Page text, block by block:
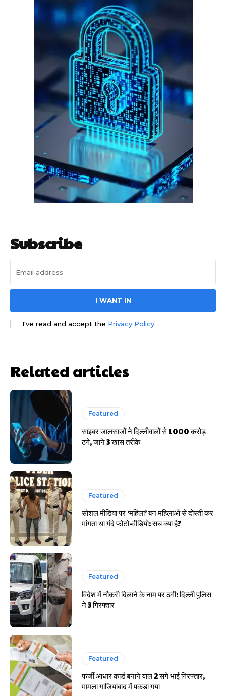
गुरुग्राम साइबर पुलिस ने बीते छह महीने में 18 बैंक कर्मचारियों को किया गिरफ्तार
इन लोगों ने लालच में आकर बैंक खाते खोलकर साइबर ठगों को उपलब्ध कराए
हर खाते के बदले मिलते थे 20 से 25 हजार
HIGHLIGHT
हर खाते के बदले मिलते थे 20 से 25 हजार
Subscribe
I WANT IN
I've read and accept the Privacy Policy.
Related articles
Featured
साइबर जालसाजों ने दिल्लीवालों से 1000 करोड़
ठगे, जाने 3 खास तरीके
Featured
सोशल मीडिया पर ‘महिला’ बन महिलाओं से दोस्ती कर
मांगता था गंदे फोटो-वीडियो: सच क्या है?
Featured
विदेश में नौकरी दिलाने के नाम पर ठगी: दिल्ली पुलिस
ने 3 गिरफ्तार
Featured
फर्जी आधार कार्ड बनाने वाल 2 सगे भाई गिरफ्तार,
मामला गाजियाबाद में पकड़ा गया